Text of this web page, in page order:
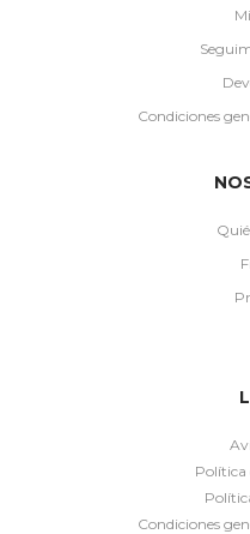
Condiciones
Política
Condiciones